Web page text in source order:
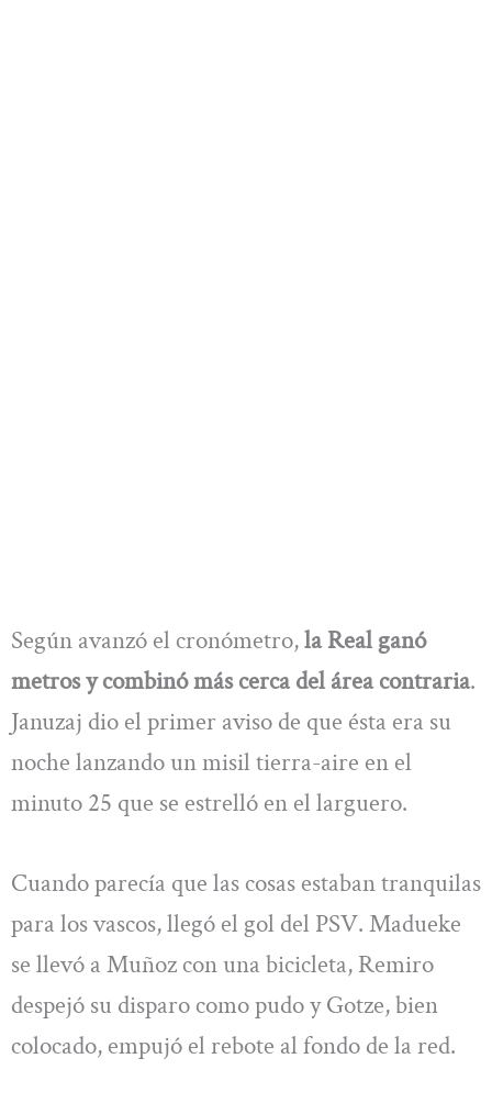
Según avanzó el cronómetro,la Real ganó
metros y combinó más cerca del área contraria.
Januzaj dio el primer aviso de que ésta era su
noche lanzando un misil tierra-aire en el
minuto 25 que se estrelló en el larguero.
Cuando parecía que las cosas estaban tranquilas
para los vascos, llegó el gol del PSV. Madueke
se llevó a Muñoz con una bicicleta, Remiro
despejó su disparo como pudo y Gotze, bien
colocado, empujó el rebote al fondo de la red.